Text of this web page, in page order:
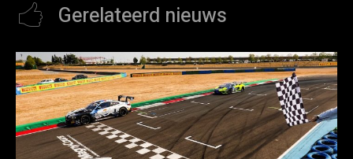
Gerelateerd nieuws